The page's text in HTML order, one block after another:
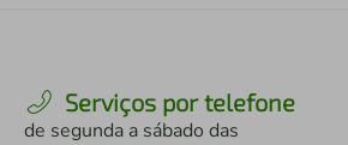
Serviços por telefone
de segunda a sábado das